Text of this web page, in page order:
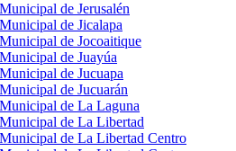
de Jerusalén
de Jicalapa
de Jocoaitique
de Juayúa
de Jucuapa
de Jucuarán
de La Laguna
de La Libertad
de La Libertad Centro